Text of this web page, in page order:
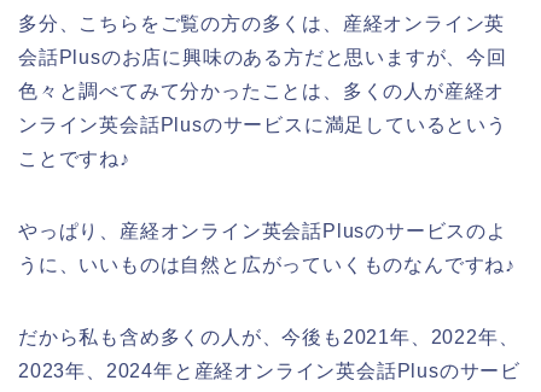
多分、こちらをご覧の方の多くは、産経オンライン英
会話Plusのお店に興味のある方だと思いますが、今回
色々と調べてみて分かったことは、多くの人が産経オ
ンライン英会話Plusのサービスに満足しているという
ことですね♪
やっぱり、産経オンライン英会話Plusのサービスのよ
うに、いいものは自然と広がっていくものなんですね♪
だから私も含め多くの人が、今後も2021年、2022年、
2023年、2024年と産経オンライン英会話Plusのサービ